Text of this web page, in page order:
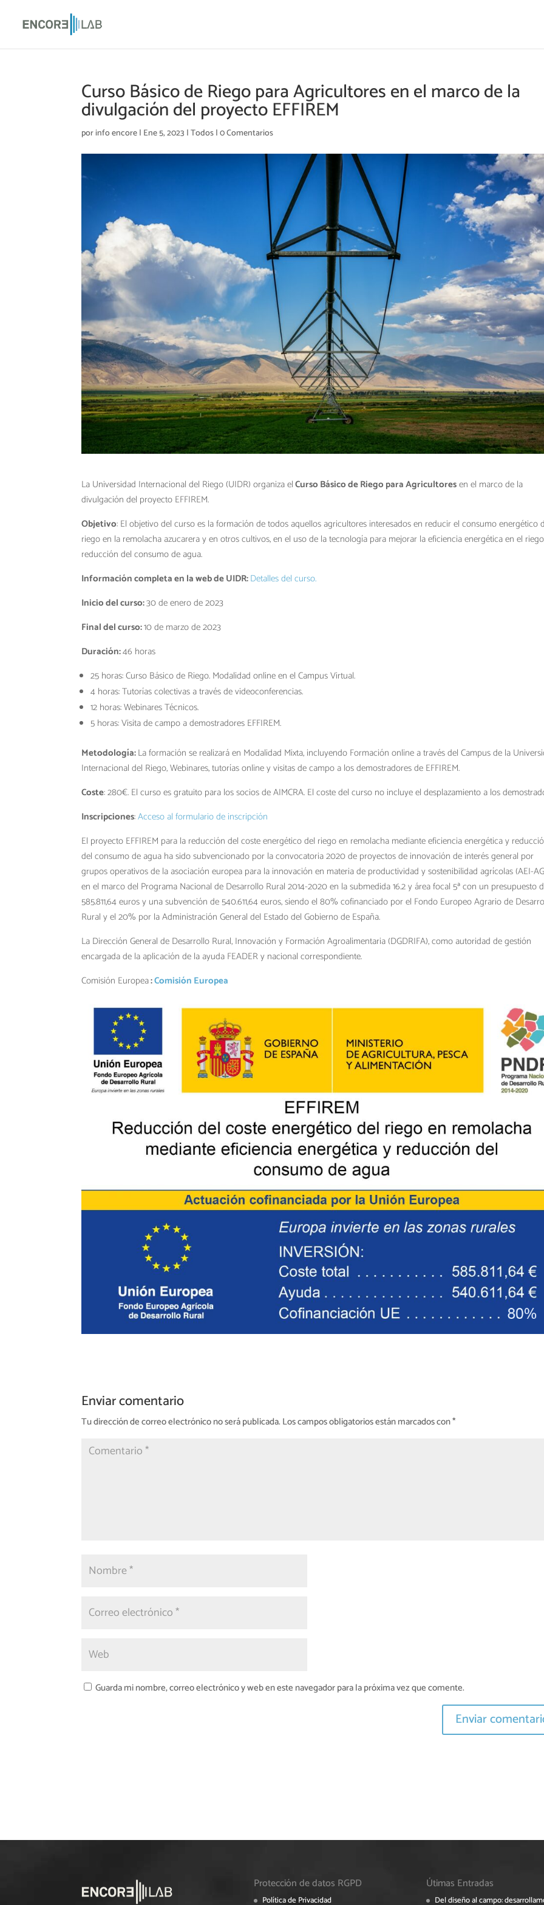
Curso Básico de Riego para Agricultores en el marco de la
divulgación del proyecto EFFIREM
porinfo encore| Ene 5, 2023 |Todos|0 Comentarios
La Universidad Internacional del Riego (UIDR) organiza elCurso Básico de Riego para Agricultoresen el marco de la
divulgación del proyecto EFFIREM.
Objetivo: El objetivo del curso es la formación de todos aquellos agricultores interesados en reducir el consumo energético
riego en la remolacha azucarera y en otros cultivos, en el uso de la tecnología para mejorar la eficiencia energética en el
reducción del consumo de agua.
Información completa en la web de UIDR:Detalles del curso.
Inicio del curso:30 de enero de 2023
Final del curso:10 de marzo de 2023
Duración:46 horas
25 horas: Curso Básico de Riego. Modalidad online en el Campus Virtual.
4 horas: Tutorías colectivas a través de videoconferencias.
12 horas: Webinares Técnicos.
5 horas: Visita de campo a demostradores EFFIREM.
Metodología:La formación se realizará en Modalidad Mixta, incluyendo Formación online a través del Campus de la
Internacional del Riego, Webinares, tutorías online y visitas de campo a los demostradores de EFFIREM.
Coste: 280€. El curso es gratuito para los socios de AIMCRA. El coste del curso no incluye el desplazamiento a los
Inscripciones:Acceso al formulario de inscripción
El proyecto EFFIREM para la reducción del coste energético del riego en remolacha mediante eficiencia energética y
del consumo de agua ha sido subvencionado por la convocatoria 2020 de proyectos de innovación de interés general por
grupos operativos de la asociación europea para la innovación en materia de productividad y sostenibilidad agrícolas (AEI-
en el marco del Programa Nacional de Desarrollo Rural 2014-2020 en la submedida 16.2 y área focal 5ª con un presupuesto
585.811,64 euros y una subvención de 540.611,64 euros, siendo el 80% cofinanciado por el Fondo Europeo Agrario de
Rural y el 20% por la Administración General del Estado del Gobierno de España.
La Dirección General de Desarrollo Rural, Innovación y Formación Agroalimentaria (DGDRIFA), como autoridad de gestión
encargada de la aplicación de la ayuda FEADER y nacional correspondiente.
Comisión Europea:Comisión Europea
Enviar comentario
Tu dirección de correo electrónico no será publicada. Los campos obligatorios están marcados con*
Guarda mi nombre, correo electrónico y web en este navegador para la próxima vez que comente.
Protección de datos RGPD
Política de Privacidad
Útimas Entradas
Del diseño al campo: